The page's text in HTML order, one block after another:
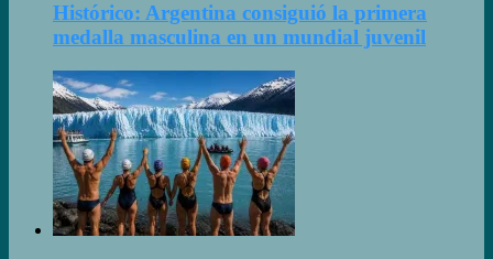
Histórico: Argentina consiguió la primera
medalla masculina en un mundial juvenil